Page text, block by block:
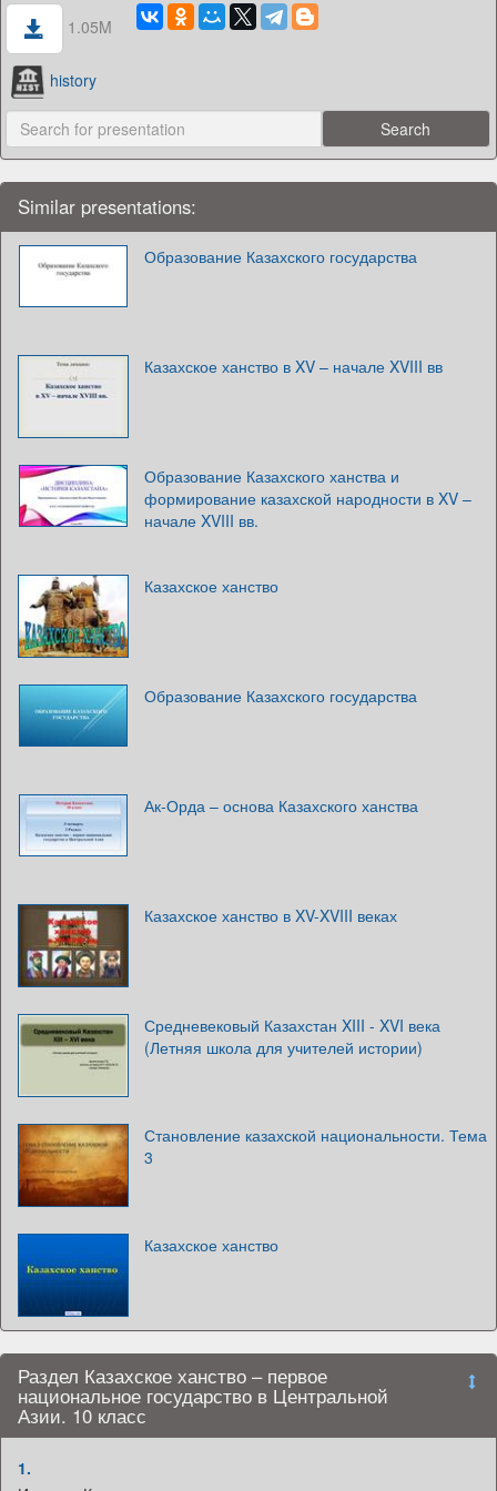
1.05M
history
Similar presentations:
Образование Казахского государства
Казахское ханство в XV – начале XVIII вв
Образование Казахского ханства и
формирование казахской народности в XV –
начале XVIII вв.
Казахское ханство
Образование Казахского государства
Ак-Орда – основа Казахского ханства
Казахское ханство в XV-XVIII веках
Средневековый Казахстан XIII - XVI века
(Летняя школа для учителей истории)
Становление казахской национальности. Тема
3
Казахское ханство
Раздел Казахское ханство – первое
национальное государство в Центральной
Азии. 10 класс
1.